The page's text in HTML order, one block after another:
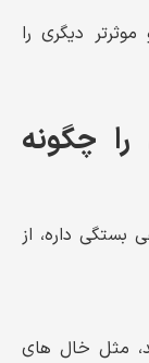
دیگری را
چگونه
داره، از
مثل خال های